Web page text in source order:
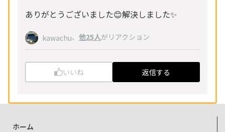
ありがとうございました😊解決しました✨
kawachu、 他25人がリアクション
いいね 返信する
ホーム